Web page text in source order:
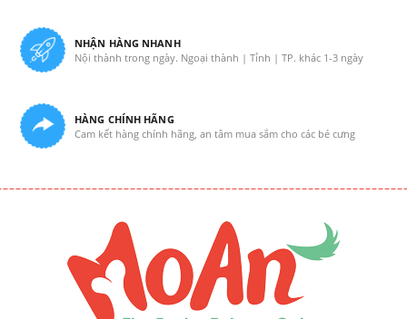
NHẬN HÀNG NHANH
Nội thành trong ngày. Ngoại thành | Tỉnh | TP. khác 1-3 ngày
HÀNG CHÍNH HÃNG
Cam kết hàng chính hãng, an tâm mua sắm cho các bé cưng